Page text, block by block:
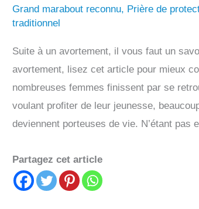
du
Bénin
Dada
Grand marabout reconnu, Prière de
traditionnel
Suite à un avortement, il vous faut un
avortement, lisez cet article pour mieux
nombreuses femmes finissent par se
voulant profiter de leur jeunesse,
deviennent porteuses de vie. N’étant pas
Partagez cet article